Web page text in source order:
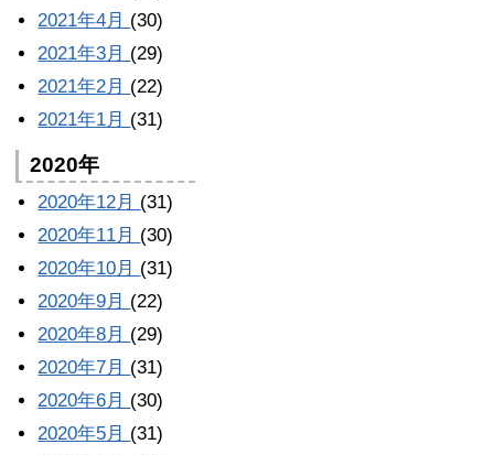
2021年4月 (30)
2021年3月 (29)
2021年2月 (22)
2021年1月 (31)
2020年
2020年12月 (31)
2020年11月 (30)
2020年10月 (31)
2020年9月 (22)
2020年8月 (29)
2020年7月 (31)
2020年6月 (30)
2020年5月 (31)